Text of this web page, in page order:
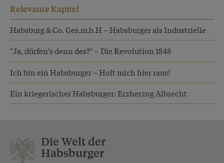
Relevante Kapitel
Habsburg & Co. Ges.m.b.H – Habsburger als Industrielle
"Ja, dürfen's denn des?" – Die Revolution 1848
Ich bin ein Habsburger – Holt mich hier raus!
Ein kriegerischer Habsburger: Erzherzog Albrecht
Die Welt der
Habsburger